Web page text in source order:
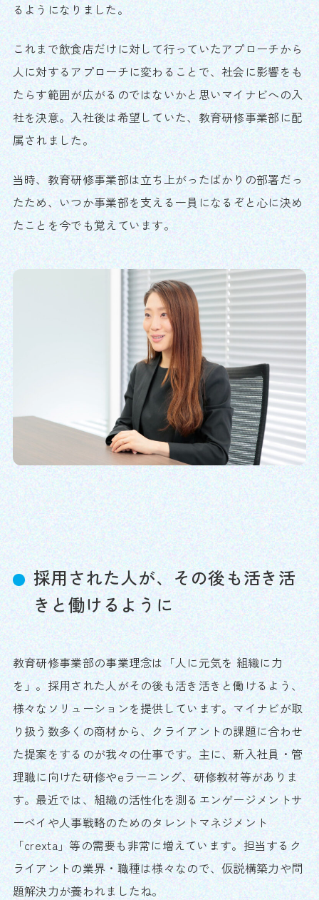
るようになりました。
これまで飲食店だけに対して行っていたアプローチから
人に対するアプローチに変わることで、社会に影響をも
たらす範囲が広がるのではないかと思いマイナビへの入
社を決意。入社後は希望していた、教育研修事業部に配
属されました。
当時、教育研修事業部は立ち上がったばかりの部署だっ
たため、いつか事業部を支える一員になるぞと心に決め
たことを今でも覚えています。
採用された人が、その後も活き活
きと働けるように
教育研修事業部の事業理念は「人に元気を 組織に力
を」。採用された人がその後も活き活きと働けるよう、
様々なソリューションを提供しています。マイナビが取
り扱う数多くの商材から、クライアントの課題に合わせ
た提案をするのが我々の仕事です。主に、新入社員・管
理職に向けた研修やeラーニング、研修教材等がありま
す。最近では、組織の活性化を測るエンゲージメントサ
ーベイや人事戦略のためのタレントマネジメント
「crexta」等の需要も非常に増えています。担当するク
ライアントの業界・職種は様々なので、仮説構築力や問
題解決力が養われましたね。